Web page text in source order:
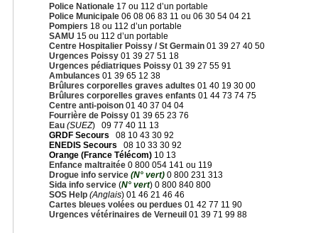
Police Nationale 17 ou 112 d’un portable
Police Municipale 06 08 06 83 11 ou 06 30 54 04 21
Pompiers 18 ou 112 d’un portable
SAMU 15 ou 112 d’un portable
Centre Hospitalier Poissy / St Germain 01 39 27 40 50
Urgences Poissy 01 39 27 51 18
Urgences pédiatriques Poissy 01 39 27 55 91
Ambulances 01 39 65 12 38
Brûlures corporelles graves adultes 01 40 19 30 00
Brûlures corporelles graves enfants 01 44 73 74 75
Centre anti-poison 01 40 37 04 04
Fourrière de Poissy 01 39 65 23 76
Eau (SUEZ) 09 77 40 11 13
GRDF Secours
08 10 43 30 92
ENEDIS Secours 08 10 33 30 92
Orange (France Télécom) 10 13
Enfance maltraitée 0 800 054 141 ou 119
Drogue info service (N° vert) 0 800 231 313
Sida info service (N° vert) 0 800 840 800
SOS Help (Anglais) 01 46 21 46 46
Cartes bleues volées ou perdues 01 42 77 11 90
Urgences vétérinaires de Verneuil 01 39 71 99 88